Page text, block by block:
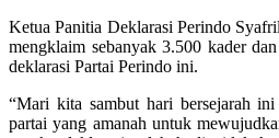
Ketua Panitia Deklarasi Perindo
mengklaim sebanyak 3.500 kader
deklarasi Partai Perindo ini.
“Mari kita sambut hari bersejarah
partai yang amanah untuk